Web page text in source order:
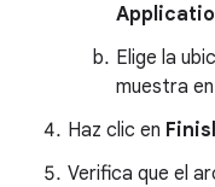
Elige la
muestra en
Haz clic en
Verifica que el